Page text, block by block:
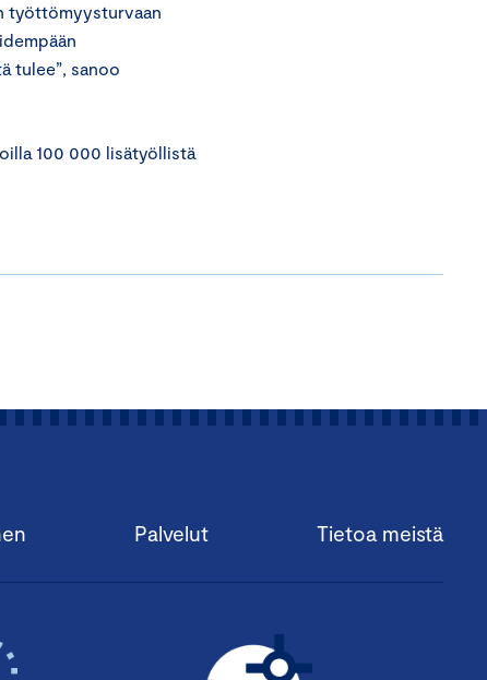
työttömyysturvaan
tulee”, sanoo
100 000 lisätyöllistä
Palvelut Tietoa meistä